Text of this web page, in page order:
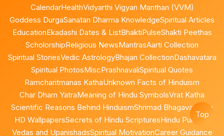
CalendarHealthVidyarthi Vigyan Manthan (VVM)
Goddess DurgaSanatan Dharma KnowledgeSpiritual Articles
EducationEkadashi Dates & ListBhaktiPulseShakti Peethas
ScholorshipReligious NewsMantrasAarti Collection
Spiritual StoriesVedic AstrologyBhajan CollectionDashavatara
Spiritual PhotosMiscPrashnavaliSpiritual Quotes
Ramcharitmanas KathaUnknown Facts of Hinduism
Char Dham YatraMeaning of Hindu SymbolsVrat Katha
Scientific Reasons Behind HinduismShrimad Bhagavad Gita
HD WallpapersSecrets of Hindu ScripturesHindu Puranas
Vedas and UpanishadsSpiritual MotivationCareer Guidance
Top